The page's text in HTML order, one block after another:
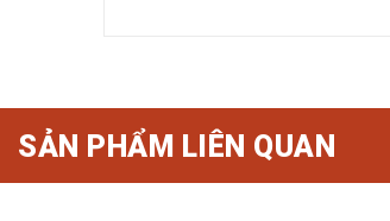
SẢN PHẨM LIÊN QUAN